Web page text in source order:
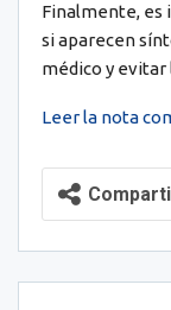
Finalmente, es
si aparecen
médico y evitar
Leer la nota